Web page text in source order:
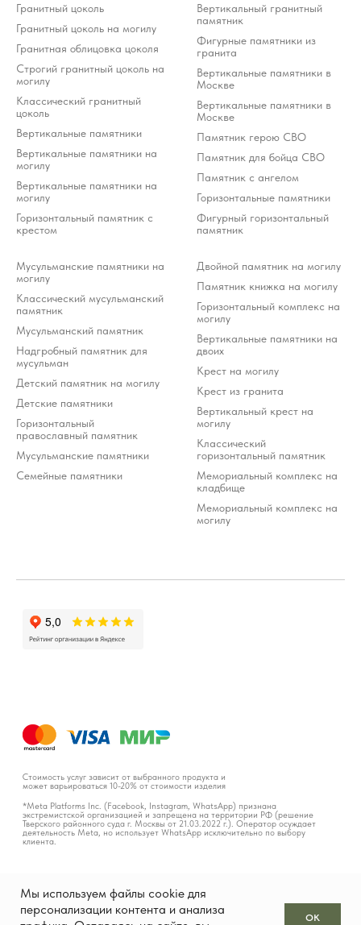
Гранитный цоколь
Гранитный цоколь на могилу
Гранитная облицовка цоколя
Строгий гранитный цоколь на
могилу
Классический гранитный
цоколь
Вертикальные памятники
Вертикальные памятники на
могилу
Вертикальные памятники на
могилу
Горизонтальный памятник с
крестом
Вертикальный гранитный
памятник
Фигурные памятники из
гранита
Вертикальные памятники в
Москве
Вертикальные памятники в
Москве
Памятник герою СВО
Памятник для бойца СВО
Памятник с ангелом
Горизонтальные памятники
Фигурный горизонтальный
памятник
Мусульманские памятники на
могилу
Классический мусульманский
памятник
Мусульманский памятник
Надгробный памятник для
мусульман
Детский памятник на могилу
Детские памятники
Горизонтальный
православный памятник
Мусульманские памятники
Семейные памятники
Двойной памятник на могилу
Памятник книжка на могилу
Горизонтальный комплекс на
могилу
Вертикальные памятники на
двоих
Крест на могилу
Крест из гранита
Вертикальный крест на
могилу
Классический
горизонтальный памятник
Мемориальный комплекс на
кладбище
Мемориальный комплекс на
могилу
Мы используем файлы cookie для
персонализации контента и анализа
OK